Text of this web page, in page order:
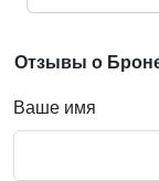
Отзывы о
Ваше имя